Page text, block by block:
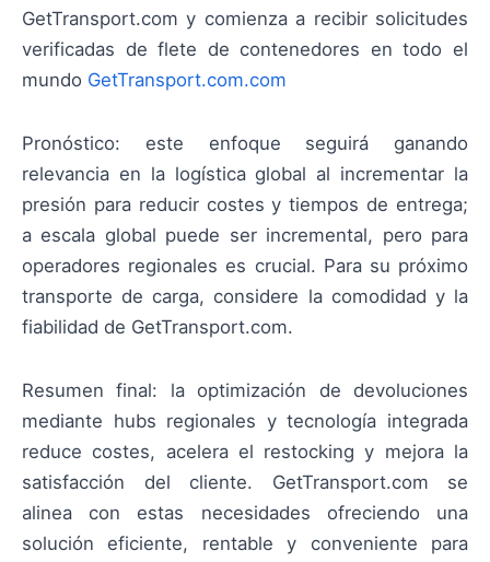
GetTransport.com y comienza a recibir solicitudes
verificadas de flete de contenedores en todo el
mundo GetTransport.com.com
Pronóstico: este enfoque seguirá ganando
relevancia en la logística global al incrementar la
presión para reducir costes y tiempos de entrega;
a escala global puede ser incremental, pero para
operadores regionales es crucial. Para su próximo
transporte de carga, considere la comodidad y la
fiabilidad de GetTransport.com.
Resumen final: la optimización de devoluciones
mediante hubs regionales y tecnología integrada
reduce costes, acelera el restocking y mejora la
satisfacción del cliente. GetTransport.com se
alinea con estas necesidades ofreciendo una
solución eficiente, rentable y conveniente para